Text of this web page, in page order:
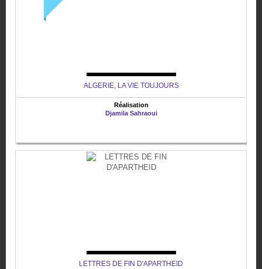
ALGERIE, LA VIE TOUJOURS
Réalisation
Djamila Sahraoui
LETTRES DE FIN D'APARTHEID